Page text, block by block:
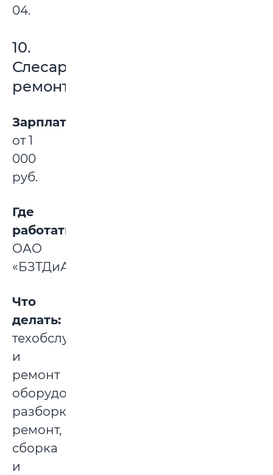
04.
10.
Слесарь-
ремонтник
Зарплата:
от 1
000
руб.
Где
работать:
ОАО
«БЗТДиА».
Что
делать:
техобслуживание
и
ремонт
оборудования,
разборка,
ремонт,
сборка
и